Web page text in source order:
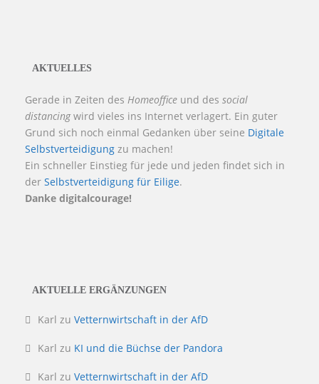
AKTUELLES
Gerade in Zeiten des Homeoffice und des social
distancingwird vieles ins Internet verlagert. Ein guter
Grund sich noch einmal Gedanken über seine Digitale
Selbstverteidigung zu machen!
Ein schneller Einstieg für jede und jeden findet sich in
der Selbstverteidigung für Eilige.
Danke digitalcourage!
AKTUELLE ERGÄNZUNGEN
Karl zu Vetternwirtschaft in der AfD
Karl zu KI und die Büchse der Pandora
Karl zu Vetternwirtschaft in der AfD